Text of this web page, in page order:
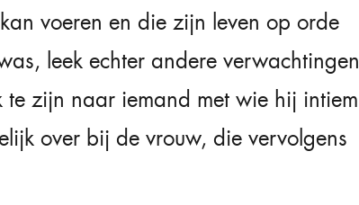
voeren en die zijn leven op orde
leek echter andere verwachtingen
zijn naar iemand met wie hij intiem
over bij de vrouw, die vervolgens